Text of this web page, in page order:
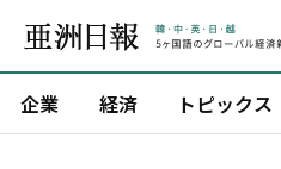
企業 経済 トピックス